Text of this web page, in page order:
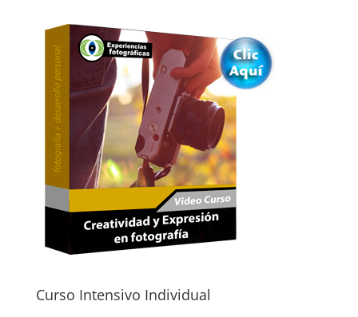
Curso Intensivo Individual